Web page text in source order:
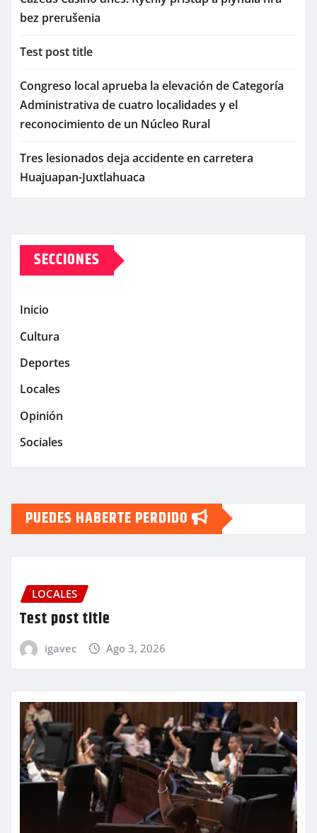
bez prerušenia
Test post title
Congreso local aprueba la elevación de Categoría
Administrativa de cuatro localidades y el
reconocimiento de un Núcleo Rural
Tres lesionados deja accidente en carretera
Huajuapan-Juxtlahuaca
SECCIONES
Inicio
Cultura
Deportes
Locales
Opinión
Sociales
PUEDES HABERTE PERDIDO
LOCALES
Test post title
igavec Ago 3, 2026